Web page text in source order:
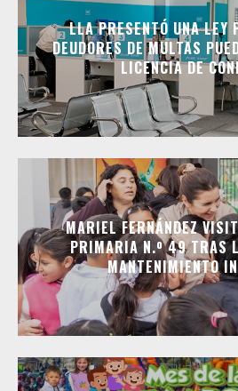
LLA PRESENTÓ UNA LEY
DEUDORES DE MULTAS
LICENCIA DE
MARIEL FERNÁNDEZ
PRIMARIA N.º 49 TRAS
MANTENIMIENTO